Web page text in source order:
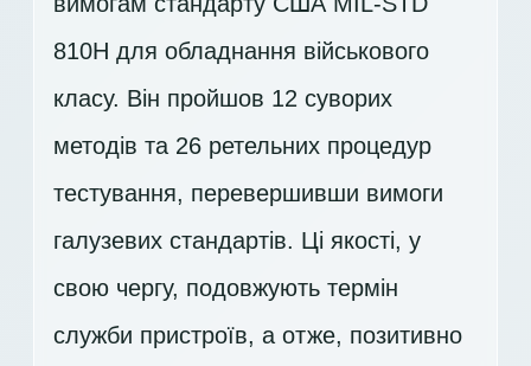
810H для обладнання військового
класу. Він пройшов 12 суворих
методів та 26 ретельних процедур
тестування, перевершивши вимоги
галузевих стандартів. Ці якості, у
свою чергу, подовжують термін
служби пристроїв, а отже, позитивно